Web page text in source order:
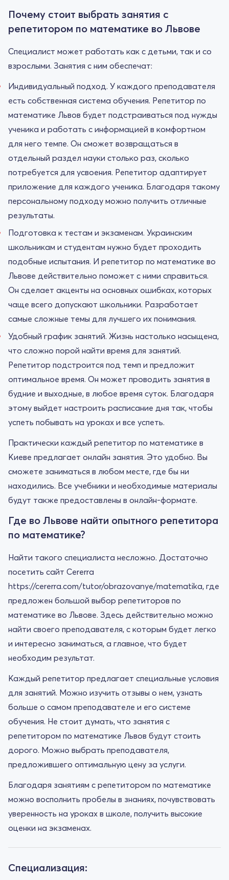
Почему стоит выбрать занятия с
репетитором по математике во Львове
Специалист может работать как с детьми, так и со
взрослыми. Занятия с ним обеспечат:
Индивидуальный подход. У каждого преподавателя
есть собственная система обучения. Репетитор по
математике Львов будет подстраиваться под нужды
ученика и работать с информацией в комфортном
для него темпе. Он сможет возвращаться в
отдельный раздел науки столько раз, сколько
потребуется для усвоения. Репетитор адаптирует
приложение для каждого ученика. Благодаря такому
персональному подходу можно получить отличные
результаты.
Подготовка к тестам и экзаменам. Украинским
школьникам и студентам нужно будет проходить
подобные испытания. И репетитор по математике во
Львове действительно поможет с ними справиться.
Он сделает акценты на основных ошибках, которых
чаще всего допускают школьники. Разработает
самые сложные темы для лучшего их понимания.
Удобный график занятий. Жизнь настолько насыщена,
что сложно порой найти время для занятий.
Репетитор подстроится под темп и предложит
оптимальное время. Он может проводить занятия в
будние и выходные, в любое время суток. Благодаря
этому выйдет настроить расписание дня так, чтобы
успеть побывать на уроках и все успеть.
Практически каждый репетитор по математике в
Киеве предлагает онлайн занятия. Это удобно. Вы
сможете заниматься в любом месте, где бы ни
находились. Все учебники и необходимые материалы
будут также предоставлены в онлайн-формате.
Где во Львове найти опытного репетитора
по математике?
Найти такого специалиста несложно. Достаточно
посетить сайт Cererra
https://cererra.com/tutor/obrazovanye/matematika, где
предложен большой выбор репетиторов по
математике во Львове. Здесь действительно можно
найти своего преподавателя, с которым будет легко
и интересно заниматься, а главное, что будет
необходим результат.
Каждый репетитор предлагает специальные условия
для занятий. Можно изучить отзывы о нем, узнать
больше о самом преподавателе и его системе
обучения. Не стоит думать, что занятия с
репетитором по математике Львов будут стоить
дорого. Можно выбрать преподавателя,
предложившего оптимальную цену за услуги.
Благодаря занятиям с репетитором по математике
можно восполнить пробелы в знаниях, почувствовать
уверенность на уроках в школе, получить высокие
оценки на экзаменах.
Специализация: